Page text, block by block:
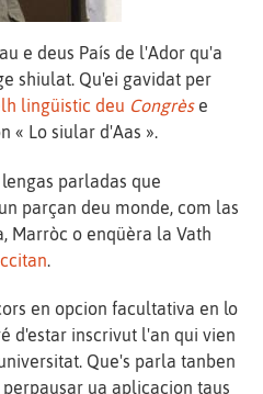
e deus País de l'Ador qu'a
shiulat. Qu'ei gavidat per
lingüistic deu Congrèse
« Lo siular d'Aas ».
parladas que
parçan deu monde, com las
Marròc o enqüèra la Vath
en opcion facultativa en lo
d'estar inscrivut l'an qui vien
Que's parla tanben
ua aplicacion taus